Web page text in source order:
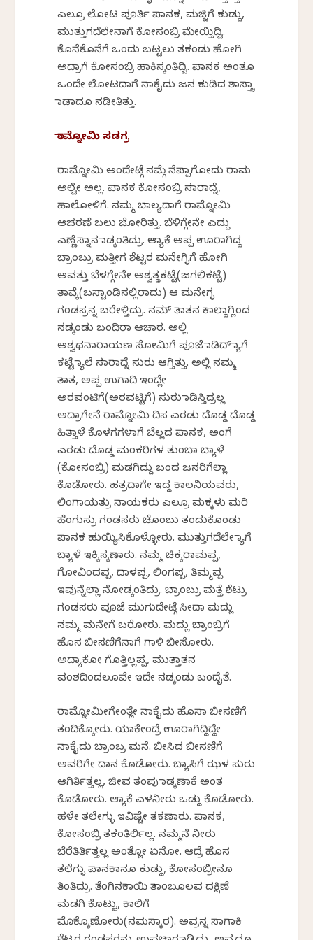
ಎಲ್ರೂ ಲೋಟ ಪೂರ್ತಿ ಪಾನಕ, ಮಜ್ಜಿಗೆ ಕುಡ್ದು,
ಮುತ್ತುಗದೆಲೇನಾಗೆ ಕೋಸಂಬ್ರಿ ಮೇಯ್ತಿದ್ವಿ.
ಕೊನೆಕೊನೆಗೆ ಒಂದು ಬಟ್ಟಲು ತಕಂಡು ಹೋಗಿ
ಅದ್ರಾಗೆ ಕೋಸಂಬ್ರಿ ಹಾಕಿಸ್ಕಂತಿದ್ವಿ. ಪಾನಕ ಅಂತೂ
ಒಂದೇ ಲೋಟದಾಗೆ ನಾಕೈದು ಜನ ಕುಡಿದ ಶಾಸ್ತ್ರಾ
ಮಾಡಾದೂ ನಡೀತಿತ್ತು.
ರಾಮ್ನೋಮಿ ಸಡಗ್ರ
ರಾಮ್ನೋಮಿ ಅಂದೇಟ್ಗೆ ನಮ್ಗೆ ನೆಪ್ಪಾಗೋದು ‌ರಾಮ
ಅಲ್ವೇ ಅಲ್ಲ. ಪಾನಕ ಕೋಸಂಬ್ರಿ ಸಮಾರಾದ್ನೆ,
ಹಾಲೋಳಿಗೆ. ನಮ್ಮ ಬಾಲ್ಯದಾಗೆ ರಾಮ್ನೋಮಿ
ಆಚರಣೆ ಬಲು ಜೋರಿತ್ತು. ಬೆಳಿಗ್ಗೇನೇ ಎದ್ದು
ಎಣ್ಣೆಸ್ನಾನ ಮಾಡ್ಕಂತಿದ್ರು‌. ಆಮ್ಯಾಕೆ ಅಪ್ಪ ಊರಾಗಿದ್ದ
ಬ್ರಾಂಬ್ರು‌ ಮತ್ತೀಗ ಶೆಟ್ಟರ‌ ಮನೇಗ್ಳಿಗೆ ಹೋಗಿ
ಅವತ್ತು ಬೆಳಗ್ಗೇನೇ ಅಶ್ವತ್ಥಕಟ್ಟೆ(ಜಗಲಿಕಟ್ಟೆ)
ತಾವ್ಕೆ(ಬಸ್ಟಾಂಡಿನಲ್ಲಿರಾದು) ಆ ಮನೇಗ್ಳ
ಗಂಡಸ್ರನ್ನ ಬರೇಳ್ತಿದ್ರು. ನಮ್ ತಾತನ ಕಾಲ್ದಾಗ್ಲಿಂದ
ನಡ್ಕಂಡು ಬಂದಿರಾ ಆಚಾರ. ಅಲ್ಲಿ
ಅಶ್ವಥನಾರಾಯಣ ಸೋಮಿಗೆ ಪೂಜೆ ಮಾಡಿದ್ ಮ್ಯಾಗೆ
ಕಟ್ಟೆ ಮ್ಯಾಲೆ ಸಮಾರಾದ್ನೆ ಸುರು ಆಗ್ತಿತ್ತು. ಅಲ್ಲಿ ನಮ್ಮ
ತಾತ, ಅಪ್ಪ ಉಗಾದಿ ಇಂದ್ಲೇ
ಅರವಂಟಿಗೆ(ಅರವಟ್ಟಿಗೆ) ಸುರು ಮಾಡಿಸ್ತಿದ್ರಲ್ಲ
ಅದ್ರಾಗೇನೆ ರಾಮ್ನೋಮಿ ದಿಸ ಎರಡು ದೊಡ್ಡ ದೊಡ್ಡ
ಹಿತ್ತಾಳೆ ಕೊಳಗಗಳಾಗೆ ಬೆಲ್ಲದ ಪಾನಕ, ಅಂಗೆ
ಎರಡು ದೊಡ್ಡ ಮಂಕರಿಗಳ ತುಂಬಾ ಬ್ಯಾಳೆ
(ಕೋಸಂಬ್ರಿ) ಮಡಗಿದ್ದು ಬಂದ ಜನರಿಗೆಲ್ಲಾ
ಕೊಡೋರು. ಹತ್ರದಾಗೇ ಇದ್ದ ಕಾಲನಿಯವರು‌,
ಲಿಂಗಾಯತ್ರು ನಾಯಕರು ಎಲ್ರೂ ಮಕ್ಕಳು ಮರಿ
ಹೆಂಗುಸ್ರು ಗಂಡಸರು ಚೊಂಬು ತಂದುಕೊಂಡು
ಪಾನಕ ಹುಯ್ಯಿಸಿಕೊಳ್ಳೋರು. ಮುತ್ತುಗದೆಲೇ‌ ಮ್ಯಾಗೆ
ಬ್ಯಾಳೆ ಇಕ್ಕಿಸ್ಕಣಾರು. ನಮ್ಮ ಚಿಕ್ಕರಾಮಪ್ಪ,
ಗೋವಿಂದಪ್ಪ, ದಾಳಪ್ಪ, ಲಿಂಗಪ್ಪ, ತಿಮ್ಮಪ್ಪ
ಇವುನ್ನೆಲ್ಲಾ ನೋಡ್ಕಂತಿದ್ರು. ಬ್ರಾಂಬ್ರು ಮತ್ತೆ ಶೆಟ್ರು
ಗಂಡಸರು ಪೂಜೆ ಮುಗುದೇಟ್ಗೆ ಸೀದಾ ಮದ್ಲು
ನಮ್ಮ ಮನೇಗೆ ಬರೋರು. ಮದ್ಲು ಬ್ರಾಂಬ್ರಿಗೆ
ಹೊಸ ಬೀಸಣಿಗೆನಾಗೆ ಗಾಳಿ ಬೀಸೋರು.
ಅದ್ಯಾಕೋ ಗೊತ್ತಿಲ್ಲಪ್ಪ, ಮುತ್ತಾತನ‌
ವಂಶದಿಂದಲೂವೇ ಇದೇ ನಡ್ಕಂಡು ಬಂದೈತೆ.
ರಾಮ್ನೋಮೀಗೇಂತ್ಲೇ ನಾಕೈದು ಹೊಸಾ ಬೀಸಣಿಗೆ
ತಂದಿಕ್ಕೋರು. ಯಾಕೇಂದ್ರೆ ಊರಾಗಿದ್ದಿದ್ದೇ
ನಾಕೈದು ಬ್ರಾಂಬ್ರ ಮನೆ. ಬೀಸಿದ ಬೀಸಣಿಗೆ
ಅವರಿಗೇ ದಾನ ಕೊಡೋರು. ಬ್ಯಾಸಿಗೆ ಝಳ‌ ಸುರು
ಆಗಿರ್ತಿತ್ತಲ್ಲ, ಜೀವ ತಂಪು ಮಾಡ್ಕಣಾಕೆ ಅಂತ
ಕೊಡೋರು. ಆಮ್ಯಾಕೆ ಎಳನೀರು ಒಡ್ದು ಕೊಡೋರು.
ಹಳೇ ತಲೇಗ್ಳು ಇವಿಷ್ಟೇ ತಕಣಾರು. ಪಾನಕ,
ಕೋಸಂಬ್ರಿ ತಕಂತಿರ್ಲಿಲ್ಲ. ನಮ್ಮನೆ ನೀರು
ಬೆರೆತಿರ್ತಿತ್ತಲ್ಲ ಅಂತ್ಲೋ ಏನೋ.‌ ಆದ್ರೆ ಹೊಸ
ತಲೆಗ್ಳು ಪಾನಕಾನೂ ಕುಡ್ದು, ಕೋಸಂಬ್ರೀನೂ
ತಿಂತಿದ್ರು. ತೆಂಗಿನಕಾಯಿ ತಾಂಬೂಲವ ದಕ್ಷಿಣೆ
ಮಡಗಿ ಕೊಟ್ಟು, ಕಾಲಿಗೆ
ಮೊಕ್ಕೊಣೋರು(ನಮಸ್ಕಾರ). ಅವ್ರನ್ನ ಸಾಗಾಕಿ